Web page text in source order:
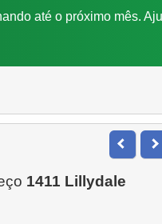
até o próximo mês.
1411 Lillydale